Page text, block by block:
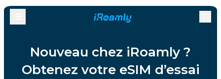
Nouveau chez iRoamly ?
Obtenez votre eSIM d’essai